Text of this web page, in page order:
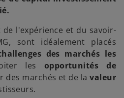
l'expérience et du savoir-
sont idéalement placés
des marchés les
les opportunités de
des marchés et de la valeur